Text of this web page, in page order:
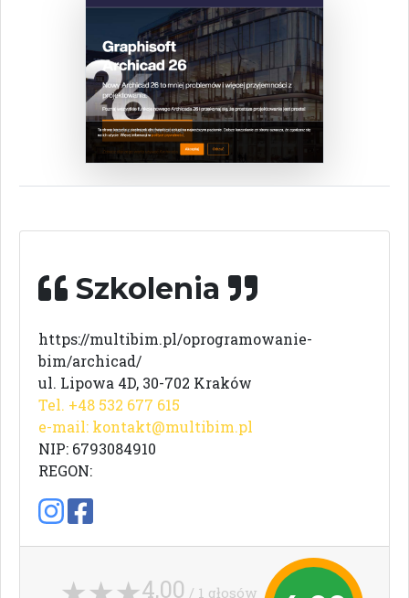
Szkolenia
https://multibim.pl/oprogramowanie-
bim/archicad/
ul. Lipowa 4D, 30-702 Kraków
Tel. +48 532 677 615
e-mail: kontakt@multibim.pl
NIP: 6793084910
REGON:
4,00 / 1 głosów